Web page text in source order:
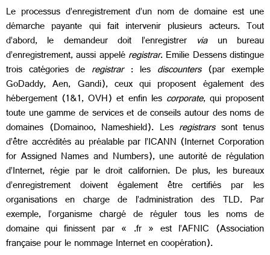
Le processus d’enregistrement d’un nom de domaine est une
démarche payante qui fait intervenir plusieurs acteurs. Tout
d’abord, le demandeur doit l’enregistrer viaun bureau
d’enregistrement, aussi appeléregistrar. Emilie Dessens distingue
trois catégories de registrar: les discounters(par exemple
GoDaddy, Aen, Gandi), ceux qui proposent également des
hébergement (1&1, OVH) et enfin les corporate, qui proposent
toute une gamme de services et de conseils autour des noms de
domaines (Domainoo, Nameshield). Les registrarssont tenus
d’être accrédités au préalable par l’ICANN (Internet Corporation
for Assigned Names and Numbers), une autorité de régulation
d’Internet, régie par le droit californien. De plus, les bureaux
d’enregistrement doivent également être certifiés par les
organisations en charge de l’administration des TLD. Par
exemple, l’organisme chargé de réguler tous les noms de
domaine qui finissent par « .fr » est l’AFNIC (Association
française pour le nommage Internet en coopération).